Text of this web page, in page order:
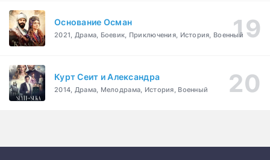
Основание Осман
2021, Драма, Боевик, Приключения, История, Военный
Курт Сеит и Александра
2014, Драма, Мелодрама, История, Военный